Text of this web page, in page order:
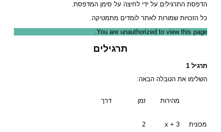
הדפסת התרגילים על ידי לחיצה על סימן המדפסת.
כל הזכויות שמורות לאתר לומדים מתמטיקה.
You are unauthorized to view this page.
תרגילים
תרגיל 1
השלימו את הטבלה הבאה:
מהירות זמן דרך
מכונית x + 3
2